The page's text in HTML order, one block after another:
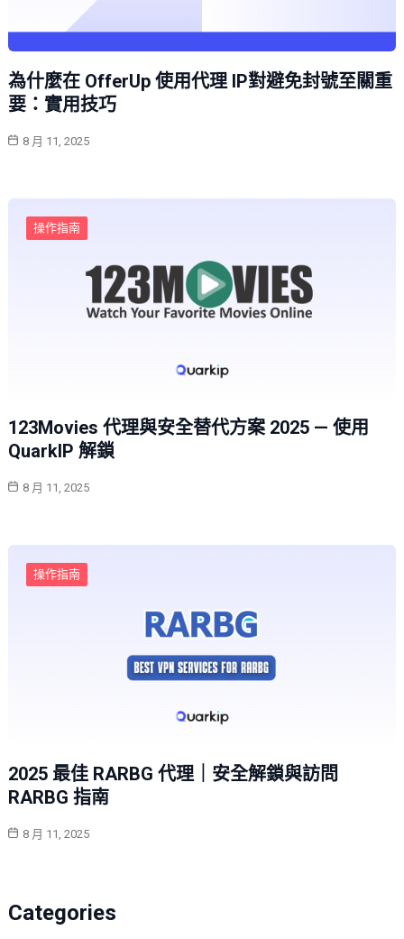
為什麼在 OfferUp 使用代理 IP對避免封號至關重
要：實用技巧
8 月 11, 2025
操作指南
123Movies 代理與安全替代方案 2025 — 使用
QuarkIP 解鎖
8 月 11, 2025
操作指南
2025 最佳 RARBG 代理｜安全解鎖與訪問
RARBG 指南
8 月 11, 2025
Categories